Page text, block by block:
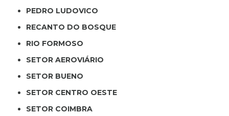
PEDRO LUDOVICO
RECANTO DO BOSQUE
RIO FORMOSO
SETOR AEROVIÁRIO
SETOR BUENO
SETOR CENTRO OESTE
SETOR COIMBRA